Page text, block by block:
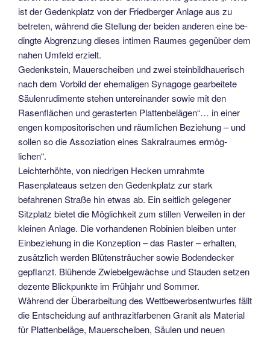
ist der Gedenkplatz von der Friedberger Anlage aus zu
betreten, während die Stellung der beiden anderen eine be­
dingte Abgrenzung dieses intimen Raumes gegenüber dem
nahen Umfeld erzielt.
Gedenkstein, Mauerscheiben und zwei steinbildhauerisch
nach dem Vor­bild der ehemaligen Synagoge gearbei­tete
Säulenrudimente stehen unterein­ander sowie mit den
Rasenflächen und gerasterten Plattenbelägen“… in einer
engen kompositorischen und räumli­chen Beziehung – und
sollen so die Assoziation eines Sakralraumes ermög­
lichen“.
Leichterhöhte, von niedrigen Hecken umrahmte
Rasenplateaus setzen den Gedenkplatz zur stark
befahrenen Straße hin etwas ab. Ein seitlich gele­gener
Sitzplatz bietet die Möglichkeit zum stillen Verweilen in der
kleinen An­lage. Die vorhandenen Robinien bleiben unter
Einbeziehung in die Konzeption – das Raster – erhalten,
zusätzlich werden Blütensträucher sowie Bodendecker
gepflanzt. Blühende Zwiebelge­wächse und Stauden setzen
dezente Blickpunkte im Frühjahr und Sommer.
Während der Überarbeitung des Wettbewerbsentwurfes fällt
die Ent­scheidung auf anthrazitfarbenen Granit als Material
für Plattenbeläge, Mauer­scheiben, Säulen und neuen